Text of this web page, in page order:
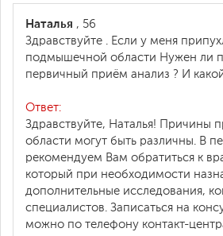
Наталья , 56
Здравствуйте . Если у меня
подмышечной области Нужен ли
первичный приём анализ ? И
Ответ:
Здравствуйте, Наталья! Причины
области могут быть различны. В
рекомендуем Вам обратиться к
который при необходимости
дополнительные исследования,
специалистов. Записаться на
можно по телефону контакт-